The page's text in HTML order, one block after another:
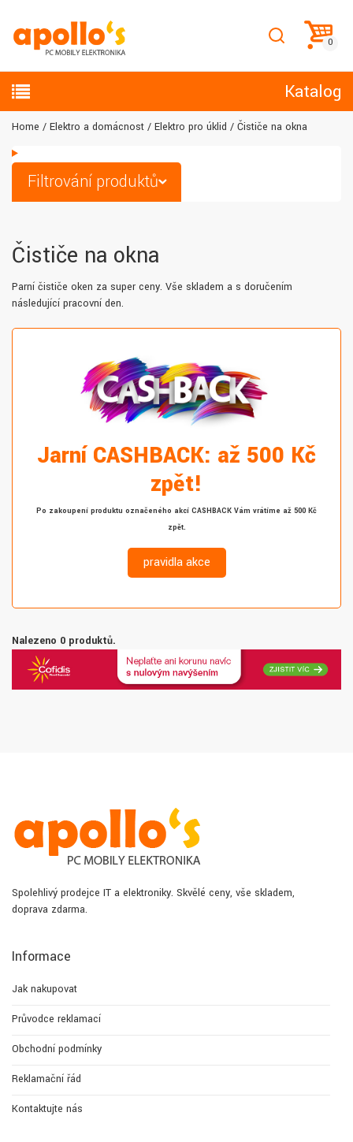
Katalog
Home Elektro a domácnost Elektro pro úklid Čističe na okna
Filtrování produktů
Čističe na okna
Parní čističe oken za super ceny. Vše skladem a s doručením
následující pracovní den.
Jarní CASHBACK: až 500 Kč
zpět!
Po zakoupení produktu označeného akcí CASHBACK Vám vrátíme až 500 Kč
zpět.
pravidla akce
Nalezeno 0 produktů.
Spolehlivý prodejce IT a elektroniky. Skvělé ceny, vše skladem,
doprava zdarma.
Informace
Jak nakupovat
Průvodce reklamací
Obchodní podmínky
Reklamační řád
Kontaktujte nás